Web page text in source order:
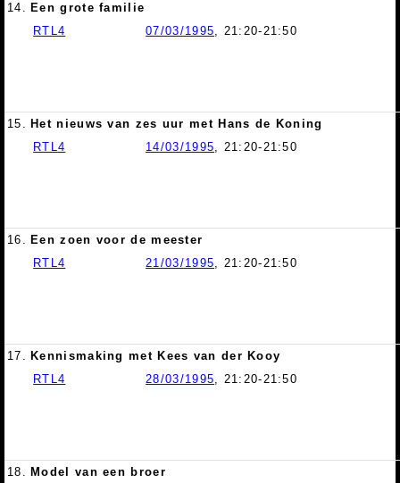
14. Een grote familie
RTL4
07/03/1995, 21:20-21:50
15. Het nieuws van zes uur met Hans de Koning
RTL4
14/03/1995, 21:20-21:50
16. Een zoen voor de meester
RTL4
21/03/1995, 21:20-21:50
17. Kennismaking met Kees van der Kooy
RTL4
28/03/1995, 21:20-21:50
18. Model van een broer